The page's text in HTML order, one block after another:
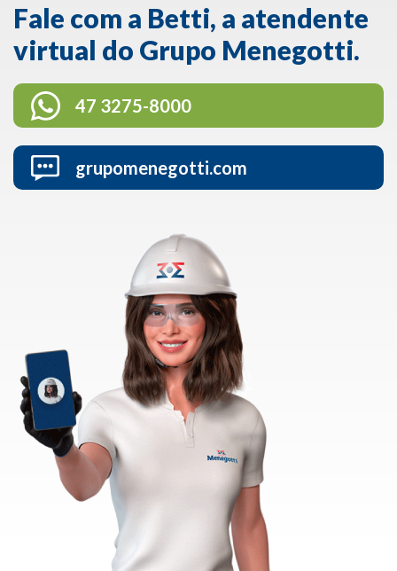
Fale com a Betti, a atendente
virtual do Grupo Menegotti.
47 3275-8000
grupomenegotti.com